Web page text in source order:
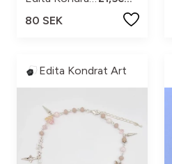
80 SEK
Edita Kondrat Art